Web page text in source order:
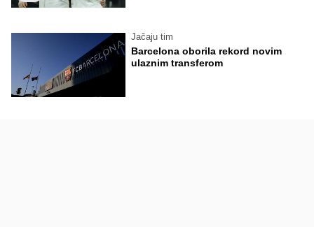
Jačaju tim
Barcelona oborila rekord novim
ulaznim transferom